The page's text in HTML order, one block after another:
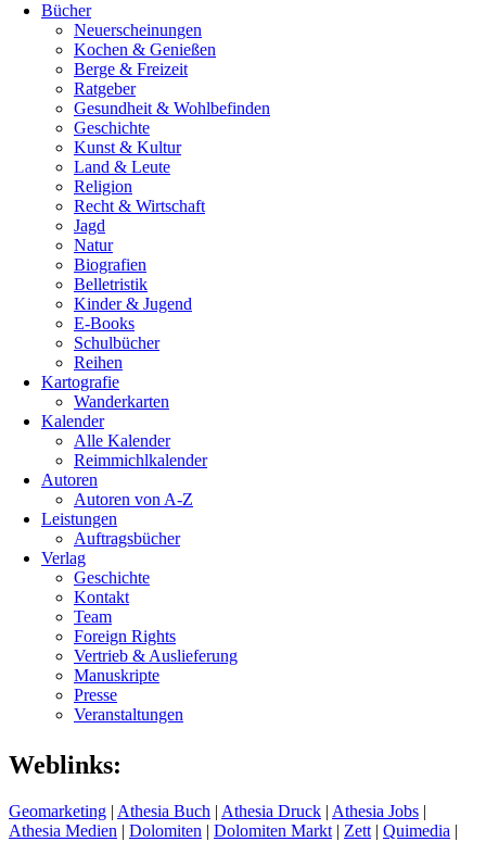
Bücher
Neuerscheinungen
Kochen & Genießen
Berge & Freizeit
Ratgeber
Gesundheit & Wohlbefinden
Geschichte
Kunst & Kultur
Land & Leute
Religion
Recht & Wirtschaft
Jagd
Natur
Biografien
Belletristik
Kinder & Jugend
E-Books
Schulbücher
Reihen
Kartografie
Wanderkarten
Kalender
Alle Kalender
Reimmichlkalender
Autoren
Autoren von A-Z
Leistungen
Auftragsbücher
Verlag
Geschichte
Kontakt
Team
Foreign Rights
Vertrieb & Auslieferung
Manuskripte
Presse
Veranstaltungen
Weblinks:
Geomarketing | Athesia Buch | Athesia Druck | Athesia Jobs |
Athesia Medien | Dolomiten | Dolomiten Markt | Zett | Quimedia |